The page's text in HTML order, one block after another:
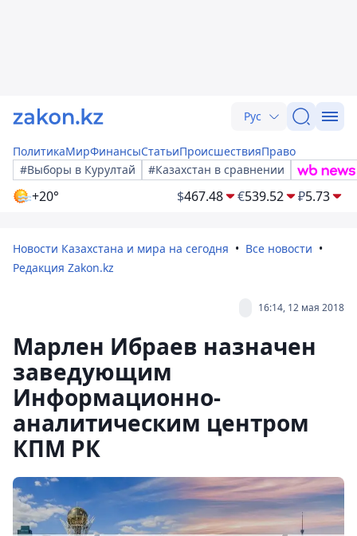
Рус
ПолитикаМирФинансыСтатьиПроисшествияПраво
#Выборы в Курултай
#Казахстан в сравнении
+20° $467.48 €539.52 ₽5.73
Новости Казахстана и мира на сегодня
Все новости
Редакция Zakon.kz
16:14, 12 мая 2018
Марлен Ибраев назначен
заведующим
Информационно-
аналитическим центром
КПМ РК